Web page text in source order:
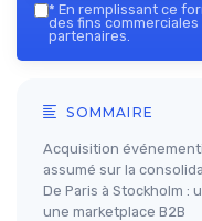
* En remplissant ce
des fins
partenaires.
SOMMAIRE
Acquisition
assumé sur la
De Paris à Stockholm :
une marketplace B2B